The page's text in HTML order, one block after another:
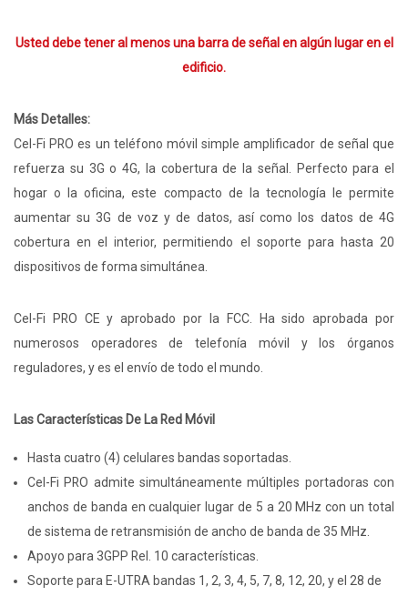
Usted debe tener al menos una barra de señal en algún lugar en el
edificio.
Más Detalles:
Cel-Fi PRO es un teléfono móvil simple amplificador de señal que
refuerza su 3G o 4G, la cobertura de la señal. Perfecto para el
hogar o la oficina, este compacto de la tecnología le permite
aumentar su 3G de voz y de datos, así como los datos de 4G
cobertura en el interior, permitiendo el soporte para hasta 20
dispositivos de forma simultánea.
Cel-Fi PRO CE y aprobado por la FCC. Ha sido aprobada por
numerosos operadores de telefonía móvil y los órganos
reguladores, y es el envío de todo el mundo.
Las Características De La Red Móvil
Hasta cuatro (4) celulares bandas soportadas.
Cel-Fi PRO admite simultáneamente múltiples portadoras con
anchos de banda en cualquier lugar de 5 a 20 MHz con un total
de sistema de retransmisión de ancho de banda de 35 MHz.
Apoyo para 3GPP Rel. 10 características.
Soporte para E-UTRA bandas 1, 2, 3, 4, 5, 7, 8, 12, 20, y el 28 de